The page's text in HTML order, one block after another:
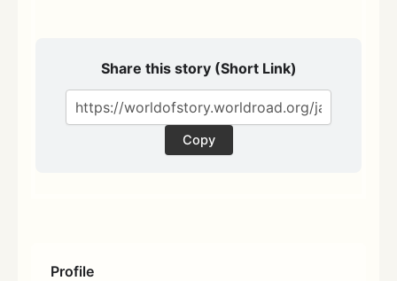
Profile
Share this story (Short Link)
Copy